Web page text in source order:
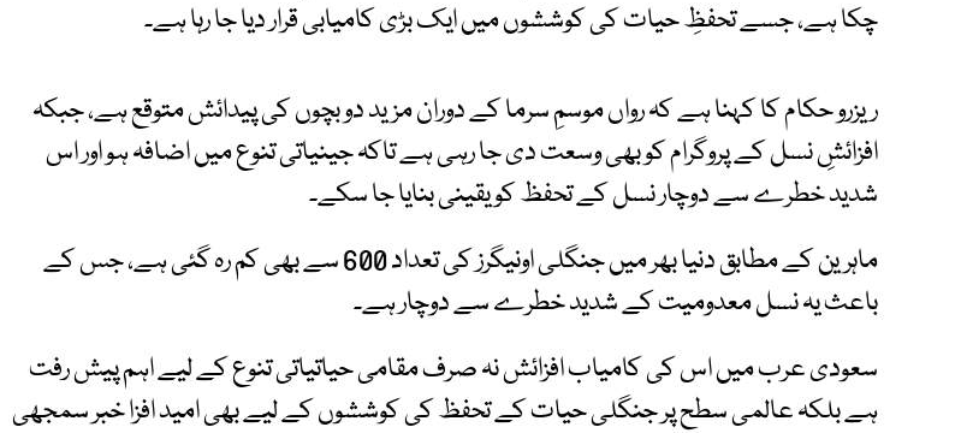
چکا ہے، جسے تحفظِ حیات کی کوششوں میں ایک بڑی کامیابی قرار دیا جا رہا ہے۔
ریزرو حکام کا کہنا ہے کہ رواں موسمِ سرما کے دوران مزید دو بچوں کی پیدائش متوقع ہے، جبکہ
افزائشِ نسل کے پروگرام کو بھی وسعت دی جا رہی ہے تاکہ جینیاتی تنوع میں اضافہ ہو اور اس
شدید خطرے سے دوچار نسل کے تحفظ کو یقینی بنایا جا سکے۔
ماہرین کے مطابق دنیا بھر میں جنگلی اونیگرز کی تعداد 600 سے بھی کم رہ گئی ہے، جس کے
باعث یہ نسل معدومیت کے شدید خطرے سے دوچار ہے۔
سعودی عرب میں اس کی کامیاب افزائش نہ صرف مقامی حیاتیاتی تنوع کے لیے اہم پیش رفت
ہے بلکہ عالمی سطح پر جنگلی حیات کے تحفظ کی کوششوں کے لیے بھی امید افزا خبر سمجھی